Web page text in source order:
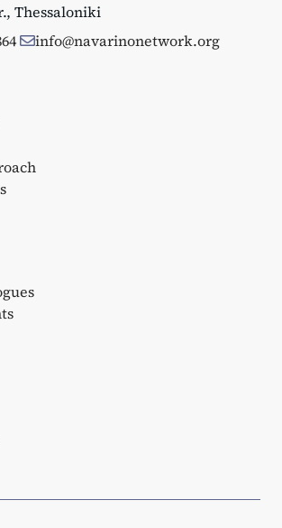
Thessaloniki
info@navarinonetwork.org